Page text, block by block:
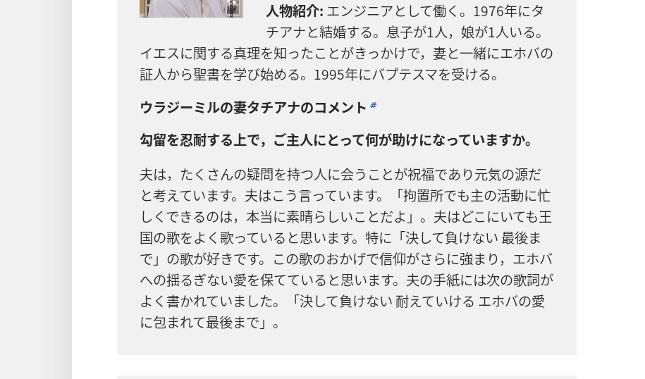
人物紹介: エンジニアとして働く。1976年にタ
チアナと結婚する。息子が1人，娘が1人いる。
イエスに関する真理を知ったことがきっかけで，妻と一緒にエホバの
証人から聖書を学び始める。1995年にバプテスマを受ける。
ウラジーミルの妻タチアナのコメント b
勾留を忍耐する上で，ご主人にとって何が助けになっていますか。
夫は，たくさんの疑問を持つ人に会うことが祝福であり元気の源だ
と考えています。夫はこう言っています。「拘置所でも主の活動に忙
しくできるのは，本当に素晴らしいことだよ」。夫はどこにいても王
国の歌をよく歌っていると思います。特に「決して負けない 最後ま
で」の歌が好きです。この歌のおかげで信仰がさらに強まり，エホバ
への揺るぎない愛を保てていると思います。夫の手紙には次の歌詞が
よく書かれていました。「決して負けない 耐えていける エホバの愛
に包まれて最後まで」。